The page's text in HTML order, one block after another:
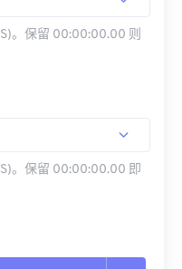
。保留 00:00:00.00 则
。保留 00:00:00.00 即